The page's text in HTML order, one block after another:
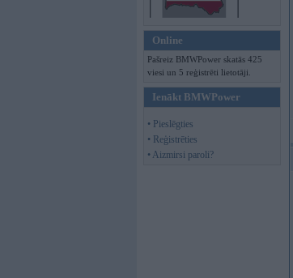
Online
Pašreiz BMWPower skatās 425
viesi un 5 reģistrēti lietotāji.
Ienākt BMWPower
• Pieslēgties
• Reģistrēties
• Aizmirsi paroli?